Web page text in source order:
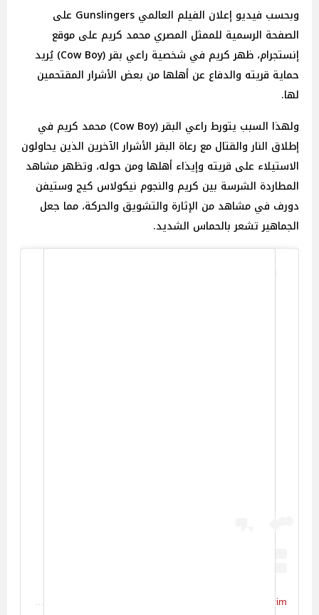
وبحسب فيديو إعلان الفيلم العالمي Gunslingers على
الصفحة الرسمية للممثل المصري محمد كريم على موقع
إنستجرام، ظهر كريم في شخصية راعي بقر (Cow Boy) يُريد
حماية قريته والدفاع عن أهلها من بعض الأشرار المقتحمين
لها.
ولهذا السبب يتورط راعي البقر (Cow Boy) محمد كريم في
إطلاق النار والقتال مع رعاة البقر الأشرار الآخرين الذين يحاولون
الاستيلاء على قريته وإيذاء أهلها ومن حوله، وتظهر مشاهد
المطاردة الشرسة بين كريم والنجوم نيكولاس كيج وستيفن
دورف في مشاهد من الإثارة والتشويق والحركة، مما جعل
الجماهير تشعر بالحماس الشديد.